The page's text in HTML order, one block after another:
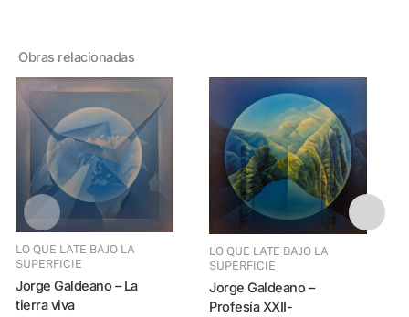
Obras relacionadas
LO QUE LATE BAJO LA
SUPERFICIE
Jorge Galdeano – La
tierra viva
LO QUE LATE BAJO LA
SUPERFICIE
Jorge Galdeano –
Profesía XXII-